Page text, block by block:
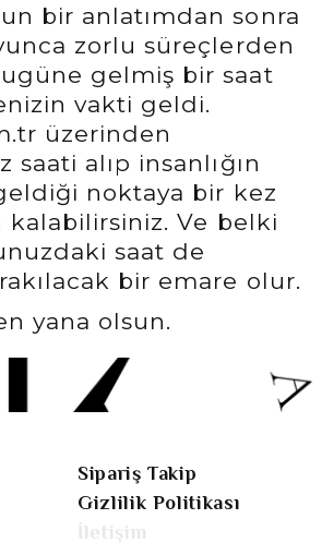
bir anlatımdan sonra
zorlu süreçlerden
gelmiş bir saat
vakti geldi.
üzerinden
alıp insanlığın
noktaya bir kez
kalabilirsiniz. Ve belki
saat de
bir emare olur.
yana olsun.
Sipariş Takip
Gizlilik Politikası